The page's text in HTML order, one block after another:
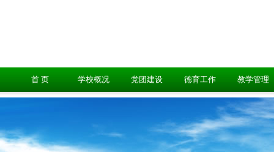
首 页 学校概况 党团建设 德育工作 教学管理